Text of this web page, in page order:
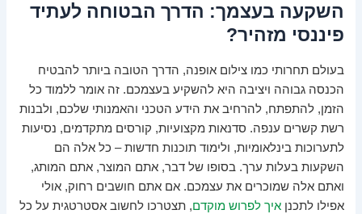
השקעה בעצמך: הדרך הבטוחה לעתיד
פיננסי מזהיר?
בעולם תחרותי כמו צילום אופנה, הדרך הטובה ביותר להבטיח
הכנסה גבוהה ויציבה היא להשקיע בעצמכם. זה אומר ללמוד כל
הזמן, להתפתח, להרחיב את הידע הטכני והאמנותי שלכם, ולבנות
רשת קשרים ענפה. סדנאות מקצועיות, קורסים מתקדמים, נסיעות
לתערוכות בינלאומיות, ולימוד תוכנות חדשות – כל אלה הם
השקעות בעלות ערך. בסופו של דבר, אתם המוצר, אתם המותג,
ואתם אלה שמוכרים את עצמכם. אם אתם חושבים רחוק, אולי
אפילו לתכנןאיך לפרוש מוקדם, תצטרכו לחשוב אסטרטגית על כל